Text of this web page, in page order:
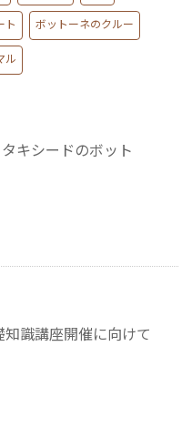
ト ボットーネのクルー
ル
識講座開催に向けて